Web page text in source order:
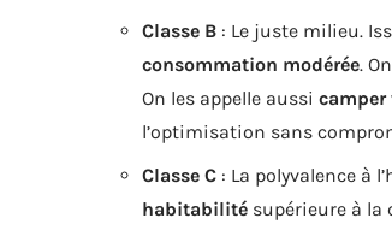
Classe B : Le juste milieu.
consommation modérée.
On les appelle aussi camper
l’optimisation sans
Classe C : La polyvalence à
habitabilité supérieure à la